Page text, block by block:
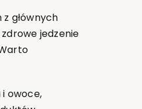
głównych
jedzenie
owoce,